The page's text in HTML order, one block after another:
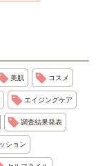
美肌 コスメ
エイジングケア
調査結果発表
ション